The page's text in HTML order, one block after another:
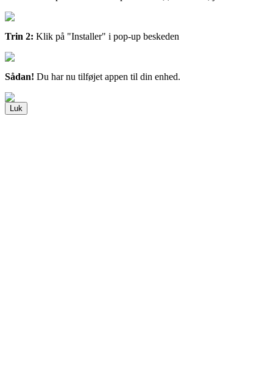
Trin 2: Klik på "Installer" i pop-up beskeden
Sådan! Du har nu tilføjet appen til din enhed.
Luk